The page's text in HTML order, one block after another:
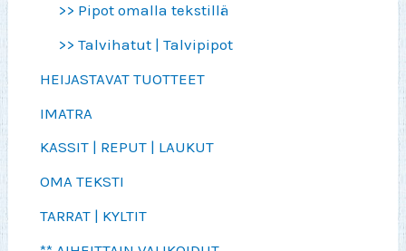
>> Pipot omalla tekstillä
>> Talvihatut | Talvipipot
HEIJASTAVAT TUOTTEET
IMATRA
KASSIT | REPUT | LAUKUT
OMA TEKSTI
TARRAT | KYLTIT